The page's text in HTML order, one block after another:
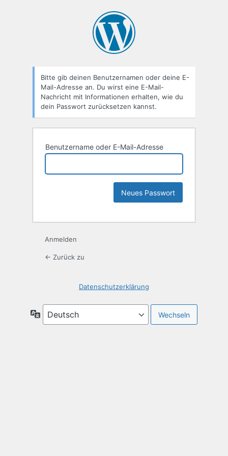
Bitte gib deinen Benutzernamen oder deine E-
Mail-Adresse an. Du wirst eine E-Mail-
Nachricht mit Informationen erhalten, wie du
dein Passwort zurücksetzen kannst.
Benutzername oder E-Mail-Adresse
Anmelden
← Zurück zu
Datenschutzerklärung
Sprache